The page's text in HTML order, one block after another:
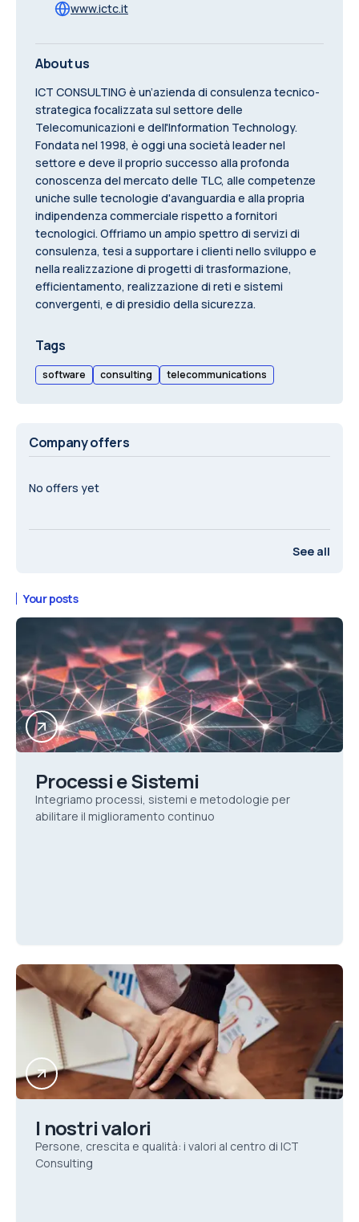
www.ictc.it
About us
ICT CONSULTING è un’azienda di consulenza tecnico-
strategica focalizzata sul settore delle
Telecomunicazioni e dell'Information Technology.
Fondata nel 1998, è oggi una società leader nel
settore e deve il proprio successo alla profonda
conoscenza del mercato delle TLC, alle competenze
uniche sulle tecnologie d'avanguardia e alla propria
indipendenza commerciale rispetto a fornitori
tecnologici. Offriamo un ampio spettro di servizi di
consulenza, tesi a supportare i clienti nello sviluppo e
nella realizzazione di progetti di trasformazione,
efficientamento, realizzazione di reti e sistemi
convergenti, e di presidio della sicurezza.
Tags
software consulting telecommunications
Company offers
No offers yet
See all
Your posts
Processi e Sistemi
Integriamo processi, sistemi e metodologie per
abilitare il miglioramento continuo
I nostri valori
Persone, crescita e qualità: i valori al centro di ICT
Consulting